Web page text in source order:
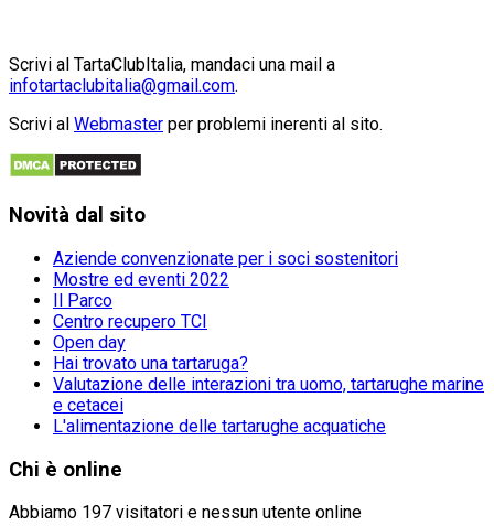
Scrivi al TartaClubItalia, mandaci una mail a
infotartaclubitalia@gmail.com.
Scrivi al Webmaster per problemi inerenti al sito.
Novità dal sito
Aziende convenzionate per i soci sostenitori
Mostre ed eventi 2022
Il Parco
Centro recupero TCI
Open day
Hai trovato una tartaruga?
Valutazione delle interazioni tra uomo, tartarughe marine
e cetacei
L'alimentazione delle tartarughe acquatiche
Chi è online
Abbiamo 197 visitatori e nessun utente online